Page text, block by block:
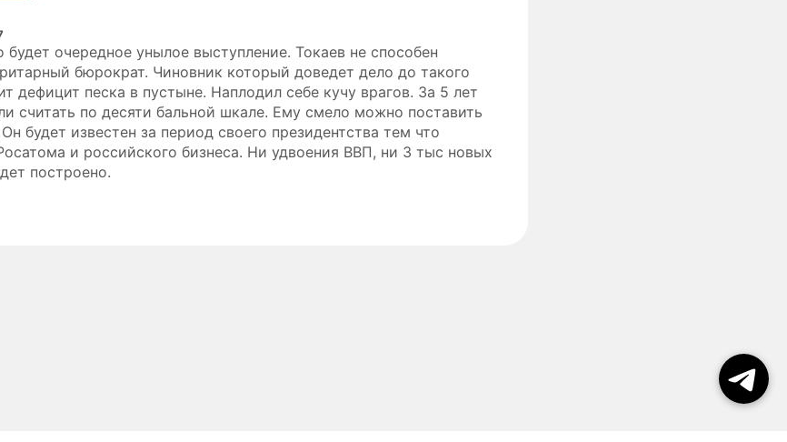
будет очередное унылое выступление. Токаев не способен
бюрократ. Чиновник который доведет дело до такого
дефицит песка в пустыне. Наплодил себе кучу врагов. За 5 лет
считать по десяти бальной шкале. Ему смело можно поставить
будет известен за период своего президентства тем что
и российского бизнеса. Ни удвоения ВВП, ни 3 тыс новых
построено.